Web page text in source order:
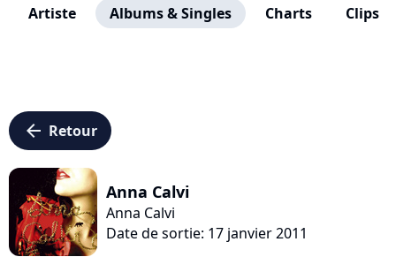
Artiste Albums & Singles Charts Clips
arrow_left Retour
Anna Calvi
Anna Calvi
Date de sortie: 17 janvier 2011